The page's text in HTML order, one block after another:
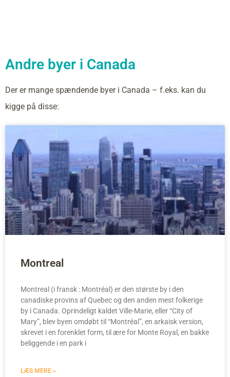
Andre byer i Canada
Der er mange spændende byer i Canada – f.eks. kan du
kigge på disse:
Montreal
Montreal (i fransk : Montréal) er den største by i den
canadiske provins af Quebec og den anden mest folkerige
by i Canada. Oprindeligt kaldet Ville-Marie, eller “City of
Mary”, blev byen omdøbt til “Montréal”, en arkaisk version,
skrevet i en forenklet form, til ære for Monte Royal, en bakke
beliggende i en park i
LÆS MERE »